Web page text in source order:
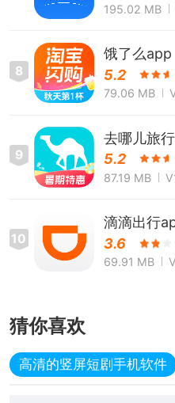
195.02 MB
8
饿了么app
5.2
79.06 MB
9
去哪儿旅
5.2
87.19 MB
10
滴滴出行
3.6
69.91 MB
猜你喜欢
高清的竖屏短剧手机软件